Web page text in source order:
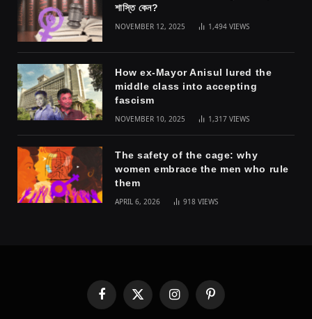
শাস্তি কেন?
NOVEMBER 12, 2025 1,494 VIEWS
How ex-Mayor Anisul lured the
middle class into accepting
fascism
NOVEMBER 10, 2025 1,317 VIEWS
The safety of the cage: why
women embrace the men who rule
them
APRIL 6, 2026 918 VIEWS
FacebookX
InstagramPinterest